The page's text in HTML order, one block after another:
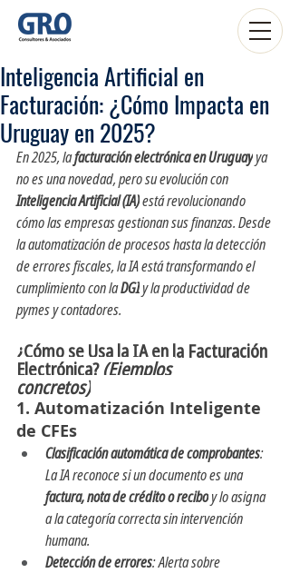
Inteligencia Artificial en
Facturación: ¿Cómo Impacta en
Uruguay en 2025?
En 2025, la facturación electrónica en Uruguay ya
no es una novedad, pero su evolución con
Inteligencia Artificial (IA) está revolucionando
cómo las empresas gestionan sus finanzas. Desde
la automatización de procesos hasta la detección
de errores fiscales, la IA está transformando el
cumplimiento con la DGI y la productividad de
pymes y contadores.
¿Cómo se Usa la IA en la Facturación
Electrónica? (Ejemplos
concretos)
1. Automatización Inteligente
de CFEs
Clasificación automática de comprobantes:
La IA reconoce si un documento es una
factura, nota de crédito o recibo y lo asigna
a la categoría correcta sin intervención
humana.
Detección de errores: Alerta sobre